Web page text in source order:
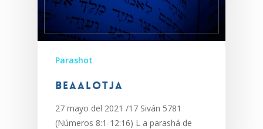
Parashot
Beaalotja
27 mayo del 2021 /17 Siván 5781
(Números 8:1-12:16) L a parashá de